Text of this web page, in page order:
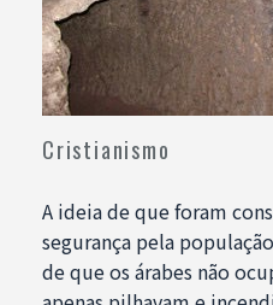
Cristianismo
A ideia de que foram
segurança pela
de que os árabes não